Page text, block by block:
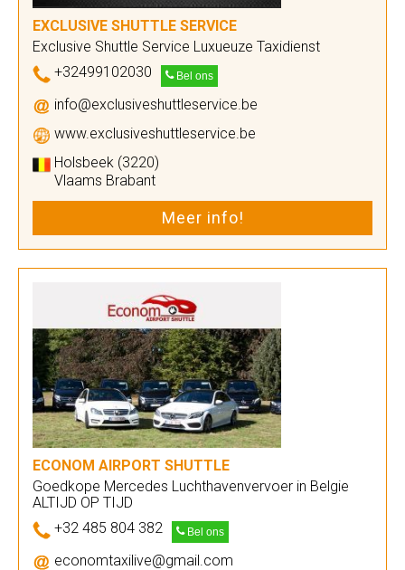
EXCLUSIVE SHUTTLE SERVICE
Exclusive Shuttle Service Luxueuze Taxidienst
+32499102030
Bel ons
info@exclusiveshuttleservice.be
www.exclusiveshuttleservice.be
Holsbeek (3220)
Vlaams Brabant
Meer info!
ECONOM AIRPORT SHUTTLE
Goedkope Mercedes Luchthavenvervoer in Belgie
ALTIJD OP TIJD
+32 485 804 382
Bel ons
economtaxilive@gmail.com